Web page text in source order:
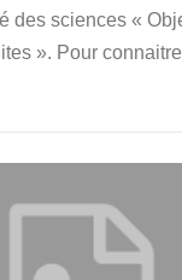
des sciences «
». Pour connaitre